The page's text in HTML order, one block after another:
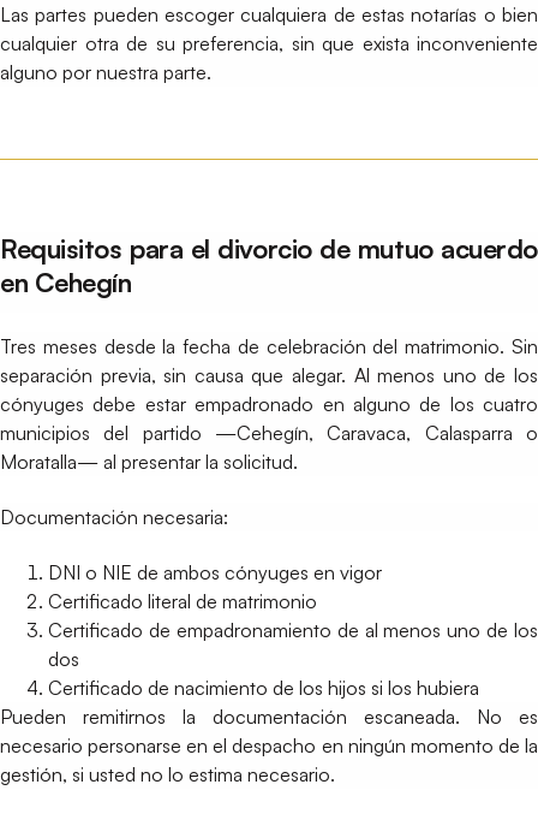
Las partes pueden escoger cualquiera de estas notarías o bien
cualquier otra de su preferencia, sin que exista inconveniente
alguno por nuestra parte.
Requisitos para el divorcio de mutuo acuerdo
en Cehegín
Tres meses desde la fecha de celebración del matrimonio. Sin
separación previa, sin causa que alegar. Al menos uno de los
cónyuges debe estar empadronado en alguno de los cuatro
municipios del partido —Cehegín, Caravaca, Calasparra o
Moratalla— al presentar la solicitud.
Documentación necesaria:
DNI o NIE de ambos cónyuges en vigor
Certificado literal de matrimonio
Certificado de empadronamiento de al menos uno de los
dos
Certificado de nacimiento de los hijos si los hubiera
Pueden remitirnos la documentación escaneada. No es
necesario personarse en el despacho en ningún momento de la
gestión, si usted no lo estima necesario.